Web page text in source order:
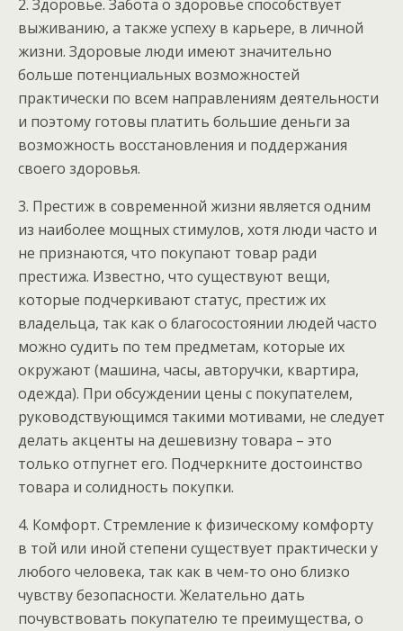
2. Здоровье. Забота о здоровье способствует
выживанию, а также успеху в карьере, в личной
жизни. Здоровые люди имеют значительно
больше потенциальных возможностей
практически по всем направлениям деятельности
и поэтому готовы платить большие деньги за
возможность восстановления и поддержания
своего здоровья.
3. Престиж в современной жизни является одним
из наиболее мощных стимулов, хотя люди часто и
не признаются, что покупают товар ради
престижа. Известно, что существуют вещи,
которые подчеркивают статус, престиж их
владельца, так как о благосостоянии людей часто
можно судить по тем предметам, которые их
окружают (машина, часы, авторучки, квартира,
одежда). При обсуждении цены с покупателем,
руководствующимся такими мотивами, не следует
делать акценты на дешевизну товара – это
только отпугнет его. Подчеркните достоинство
товара и солидность покупки.
4. Комфорт. Стремление к физическому комфорту
в той или иной степени существует практически у
любого человека, так как в чем-то оно близко
чувству безопасности. Желательно дать
почувствовать покупателю те преимущества, о